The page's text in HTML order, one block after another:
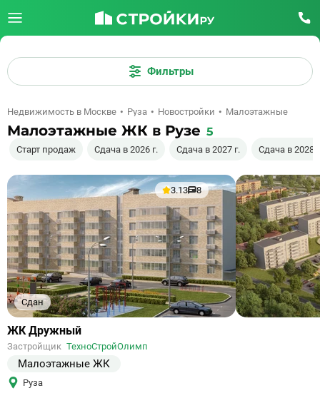
Фильтры
Недвижимость в Москве Руза Новостройки Малоэтажные
Малоэтажные ЖК в Рузе 5
Старт продаж Сдача в 2026 г. Сдача в 2027 г. Сдача в 2028
Сдан
3.13 8
Ссылка
объект
ЖК Дружный
Застройщик ТехноСтройОлимп
Малоэтажные ЖК
Руза